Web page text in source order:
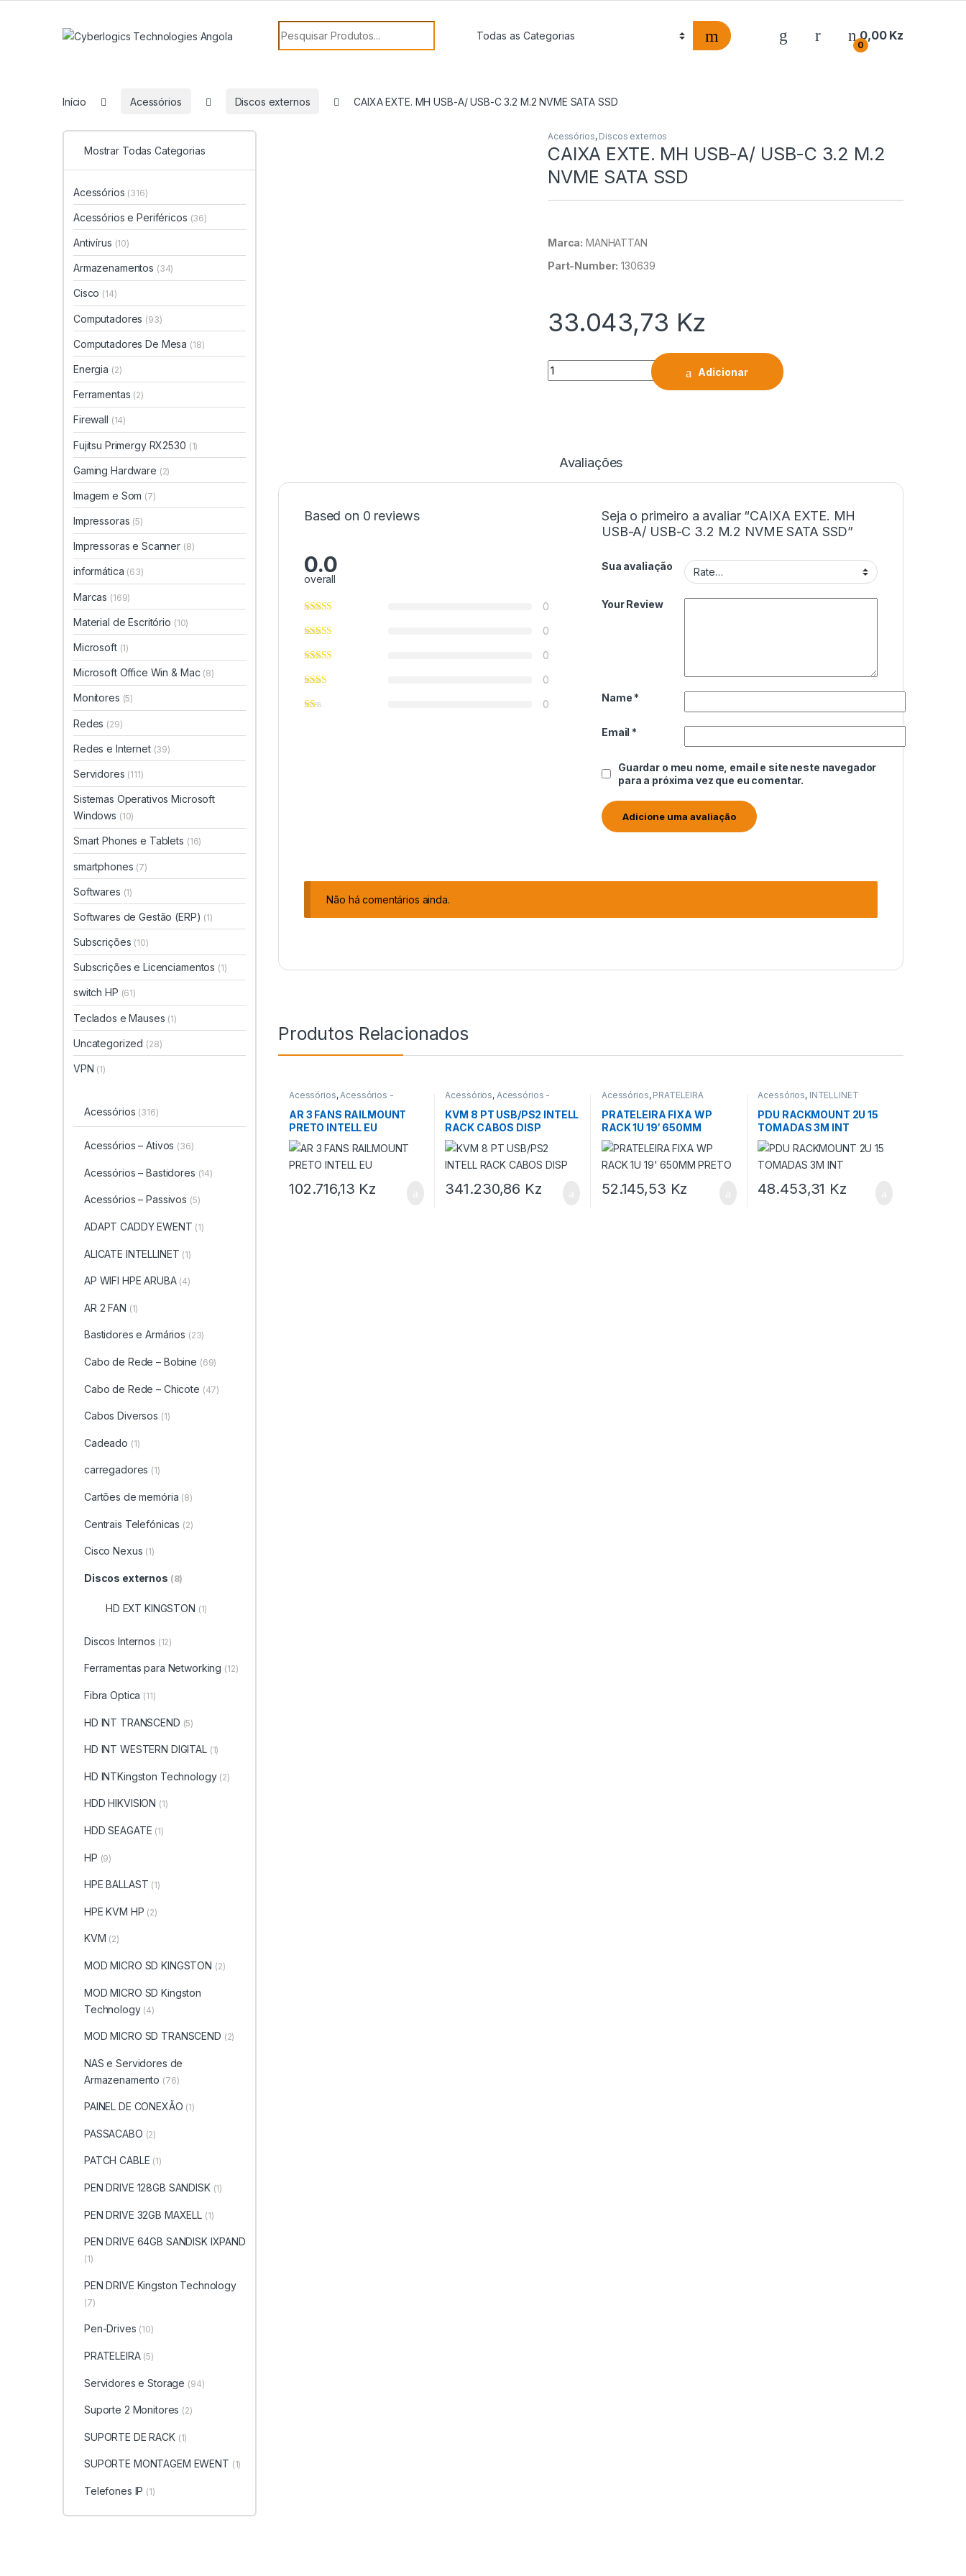
Search for:
0
0,00 Kz
Início Acessórios Discos externos CAIXA EXTE. MH USB-A/ USB-C 3.2 M.2 NVME SATA SSD
Acessórios, Discos externos
CAIXA EXTE. MH USB-A/ USB-C 3.2 M.2
NVME SATA SSD
Marca: MANHATTAN
Part-Number: 130639
33.043,73 Kz
Quantidade
Adicionar
Avaliações
Based on 0 reviews
0.0
overall
0
0
0
0
0
Seja o primeiro a avaliar “CAIXA EXTE. MH
USB-A/ USB-C 3.2 M.2 NVME SATA SSD”
Sua avaliação
Your Review
Name *
Email *
Guardar o meu nome, email e site neste navegador
para a próxima vez que eu comentar.
Não há comentários ainda.
Produtos Relacionados
Acessórios, Acessórios -
,
AR 3 FANS RAILMOUNT
PRETO INTELL EU
102.716,13 Kz
Acessórios, Acessórios -
,
KVM 8 PT USB/PS2 INTELL
RACK CABOS DISP
341.230,86 Kz
Acessórios, PRATELEIRA
PRATELEIRA FIXA WP
RACK 1U 19′ 650MM
PRETO
52.145,53 Kz
Acessórios, INTELLINET
PDU RACKMOUNT 2U 15
TOMADAS 3M INT
48.453,31 Kz
Mostrar Todas Categorias
Acessórios (316)
Acessórios e Periféricos (36)
Antivírus (10)
Armazenamentos (34)
Cisco (14)
Computadores (93)
Computadores De Mesa (18)
Energia (2)
Ferramentas (2)
Firewall (14)
Fujitsu Primergy RX2530 (1)
Gaming Hardware (2)
Imagem e Som (7)
Impressoras (5)
Impressoras e Scanner (8)
informática (63)
Marcas (169)
Material de Escritório (10)
Microsoft (1)
Microsoft Office Win & Mac (8)
Monitores (5)
Redes (29)
Redes e Internet (39)
Servidores (111)
Sistemas Operativos Microsoft
Windows (10)
Smart Phones e Tablets (16)
smartphones (7)
Softwares (1)
Softwares de Gestão (ERP) (1)
Subscrições (10)
Subscrições e Licenciamentos (1)
switch HP (61)
Teclados e Mauses (1)
Uncategorized (28)
VPN (1)
Acessórios (316)
Acessórios – Ativos (36)
Acessórios – Bastidores (14)
Acessórios – Passivos (5)
ADAPT CADDY EWENT (1)
ALICATE INTELLINET (1)
AP WIFI HPE ARUBA (4)
AR 2 FAN (1)
Bastidores e Armários (23)
Cabo de Rede – Bobine (69)
Cabo de Rede – Chicote (47)
Cabos Diversos (1)
Cadeado (1)
carregadores (1)
Cartões de memória (8)
Centrais Telefónicas (2)
Cisco Nexus (1)
Discos externos (8)
HD EXT KINGSTON (1)
Discos Internos (12)
Ferramentas para Networking (12)
Fibra Optica (11)
HD INT TRANSCEND (5)
HD INT WESTERN DIGITAL (1)
HD INTKingston Technology (2)
HDD HIKVISION (1)
HDD SEAGATE (1)
HP (9)
HPE BALLAST (1)
HPE KVM HP (2)
KVM (2)
MOD MICRO SD KINGSTON (2)
MOD MICRO SD Kingston
Technology (4)
MOD MICRO SD TRANSCEND (2)
NAS e Servidores de
Armazenamento (76)
PAINEL DE CONEXÃO (1)
PASSACABO (2)
PATCH CABLE (1)
PEN DRIVE 128GB SANDISK (1)
PEN DRIVE 32GB MAXELL (1)
PEN DRIVE 64GB SANDISK IXPAND
(1)
PEN DRIVE Kingston Technology
(7)
Pen-Drives (10)
PRATELEIRA (5)
Servidores e Storage (94)
Suporte 2 Monitores (2)
SUPORTE DE RACK (1)
SUPORTE MONTAGEM EWENT (1)
Telefones IP (1)